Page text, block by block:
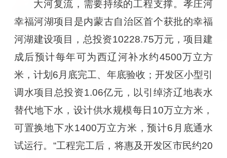
大河复流，需要持续的工程支撑。孝庄河
幸福河湖项目是内蒙古自治区首个获批的幸福
河湖建设项目，总投资10228.75万元，项目建
成后预计每年可为西辽河补水约4500万立方
米，计划6月底完工、年底验收；开发区小型引
调水项目总投资1.06亿元，以引绰济辽地表水
替代地下水，设计供水规模每日10万立方米，
可置换地下水1400万立方米，预计6月底通水
试运行。“工程完工后，将惠及开发区市民约20